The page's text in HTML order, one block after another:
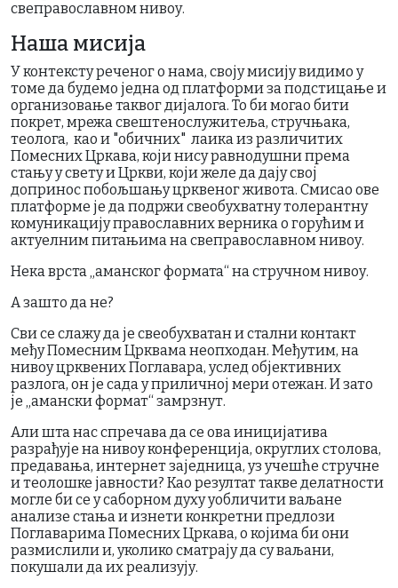
свеправославном нивоу.
Наша мисија
У контексту реченог о нама, своју мисију видимо у
томе да будемо једна од платформи за подстицање и
организовање таквог дијалога. То би могао бити
покрет, мрежа свештенослужитеља, стручњака,
теолога, као и "обичних" лаика из различитих
Помесних Цркава, који нису равнодушни према
стању у свету и Цркви, који желе да дају свој
допринос побољшању црквеног живота. Смисао ове
платформе је да подржи свеобухватну толерантну
комуникацију православних верника о горућим и
актуелним питањима на свеправославном нивоу.
Нека врста „аманског формата“ на стручном нивоу.
А зашто да не?
Сви се слажу да је свеобухватан и стални контакт
међу Помесним Црквама неопходан. Међутим, на
нивоу црквених Поглавара, услед објективних
разлога, он је сада у приличној мери отежан. И зато
је „амански формат“ замрзнут.
Али шта нас спречава да се ова иницијатива
разрађује на нивоу конференција, округлих столова,
предавања, интернет заједница, уз учешће стручне
и теолошке јавности? Као резултат такве делатности
могле би се у саборном духу уобличити ваљане
анализе стања и изнети конкретни предлози
Поглаварима Помесних Цркава, о којима би они
размислили и, уколико сматрају да су ваљани,
покушали да их реализују.